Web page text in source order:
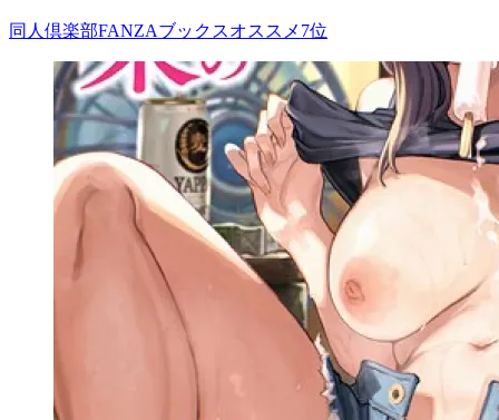
同人倶楽部FANZAブックスオススメ7位